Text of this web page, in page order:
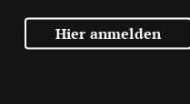
Hier anmelden